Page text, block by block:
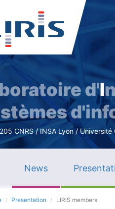
d'I
CNRS / INSA Lyon /
News
Presentation LIRIS members